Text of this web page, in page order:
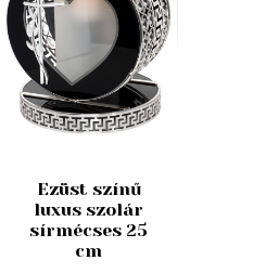
Ezüst színű
luxus szolár
sírmécses 25
cm